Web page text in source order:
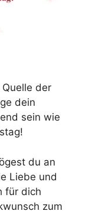
der
dein
sein wie
du an
Liebe und
für dich
zum